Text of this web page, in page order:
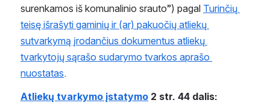
surenkamos iš komunalinio srauto”) pagal Turinčių
teisę išrašyti gaminių ir (ar) pakuočių atliekų
sutvarkymą įrodančius dokumentus atliekų
tvarkytojų sąrašo sudarymo tvarkos aprašo
nuostatas.
Atliekų tvarkymo įstatymo 2 str. 44 dalis: